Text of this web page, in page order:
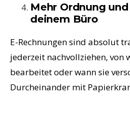
Mehr Ordnung
deinem Büro
E-Rechnungen sind absolut
jederzeit nachvollziehen, von
bearbeitet oder wann sie
Durcheinander mit